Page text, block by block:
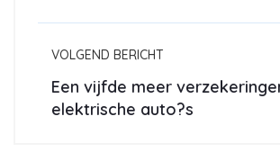
VOLGEND BERICHT
Een vijfde meer
elektrische auto?s